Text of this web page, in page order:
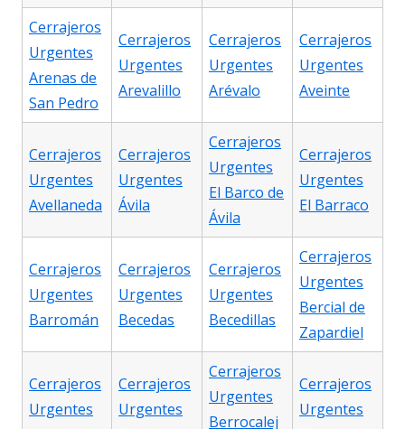
Cerrajeros
Urgentes
Arenas de
San Pedro
Cerrajeros
Urgentes
Arevalillo
Cerrajeros
Urgentes
Arévalo
Cerrajeros
Urgentes
Aveinte
Cerrajeros
Urgentes
Avellaneda
Cerrajeros
Urgentes
Ávila
Cerrajeros
Urgentes
El Barco de
Ávila
Cerrajeros
Urgentes
El Barraco
Cerrajeros
Urgentes
Barromán
Cerrajeros
Urgentes
Becedas
Cerrajeros
Urgentes
Becedillas
Cerrajeros
Urgentes
Bercial de
Zapardiel
Cerrajeros
Urgentes
Cerrajeros
Urgentes
Cerrajeros
Urgentes
Berrocalej
Cerrajeros
Urgentes